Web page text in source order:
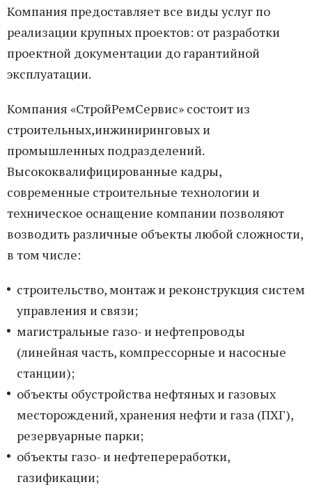
Компания предоставляет все виды услуг по
реализации крупных проектов: от разработки
проектной документации до гарантийной
эксплуатации.
Компания «СтройРемСервис» состоит из
строительных,инжиниринговых и
промышленных подразделений.
Высококвалифицированные кадры,
современные строительные технологии и
техническое оснащение компании позволяют
возводить различные объекты любой сложности,
в том числе:
строительство, монтаж и реконструкция систем
управления и связи;
магистральные газо- и нефтепроводы
(линейная часть, компрессорные и насосные
станции);
объекты обустройства нефтяных и газовых
месторождений, хранения нефти и газа (ПХГ),
резервуарные парки;
объекты газо- и нефтепереработки,
газификации;